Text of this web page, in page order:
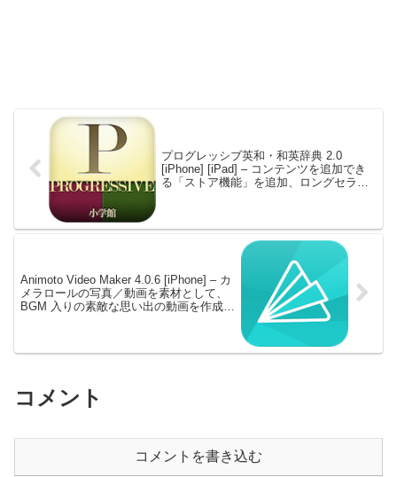
プログレッシブ英和・和英辞典 2.0
[iPhone] [iPad] – コンテンツを追加でき
る「ストア機能」を追加、ロングセラー
Animoto Video Maker 4.0.6 [iPhone] – カ
メラロールの写真／動画を素材として、
BGM 入りの素敵な思い出の動画を作成し
コメント
コメントを書き込む